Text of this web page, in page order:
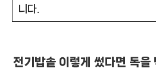
니다.
전기밥솥 이렇게 썼다면 독을